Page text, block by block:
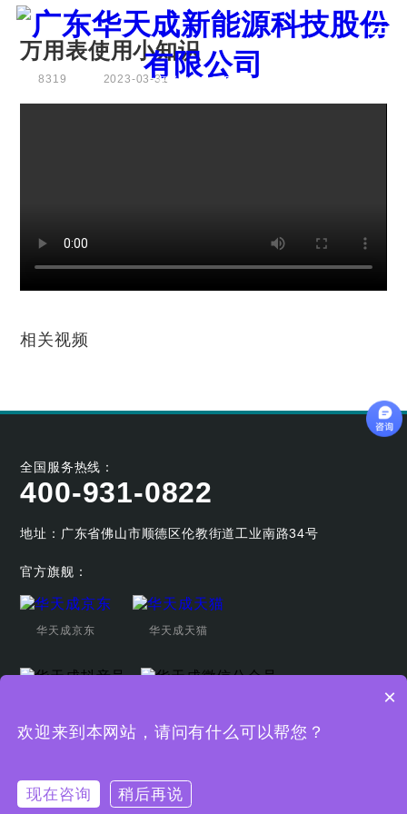
证券代码：835751
万用表使用小知识
8319 2023-03-31
相关视频
全国服务热线：
400-931-0822
地址：广东省佛山市顺德区伦教街道工业南路34号
官方旗舰：
华天成京东 华天成天猫
Copyright © 广东华天成新能源科技股份有限公司 粤ICP备19044080
网站地图 技术支持：非常差异
×
欢迎来到本网站，请问有什么可以帮您？
现在咨询 稍后再说